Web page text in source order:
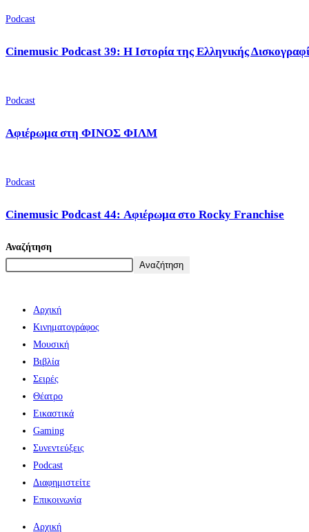
Podcast
Cinemusic Podcast 39: Η Ιστορία της Ελληνικής
Podcast
Αφιέρωμα στη ΦΙΝΟΣ ΦΙΛΜ
Podcast
Cinemusic Podcast 44: Αφιέρωμα στο Rocky Franchise
Αναζήτηση
Αναζήτηση
Αρχική
Κινηματογράφος
Μουσική
Βιβλία
Σειρές
Θέατρο
Εικαστικά
Gaming
Συνεντεύξεις
Podcast
Διαφημιστείτε
Επικοινωνία
Αρχική